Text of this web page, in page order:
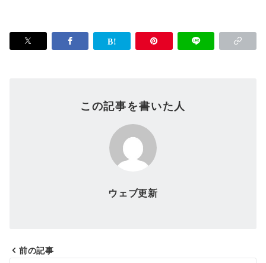
この記事を書いた人
ウェブ更新
前の記事